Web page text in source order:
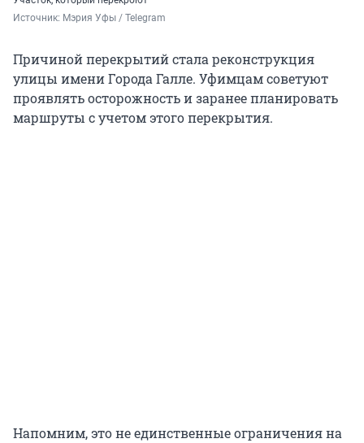
Источник: Мэрия Уфы / Telegram
Причиной перекрытий стала реконструкция
улицы имени Города Галле. Уфимцам советуют
проявлять осторожность и заранее планировать
маршруты с учетом этого перекрытия.
Напомним, это не единственные ограничения на